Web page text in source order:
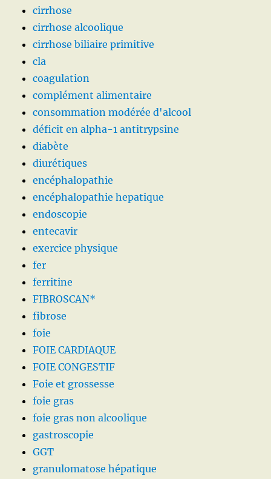
cirrhose
cirrhose alcoolique
cirrhose biliaire primitive
cla
coagulation
complément alimentaire
consommation modérée d'alcool
déficit en alpha-1 antitrypsine
diabète
diurétiques
encéphalopathie
encéphalopathie hepatique
endoscopie
entecavir
exercice physique
fer
ferritine
FIBROSCAN*
fibrose
foie
FOIE CARDIAQUE
FOIE CONGESTIF
Foie et grossesse
foie gras
foie gras non alcoolique
gastroscopie
GGT
granulomatose hépatique